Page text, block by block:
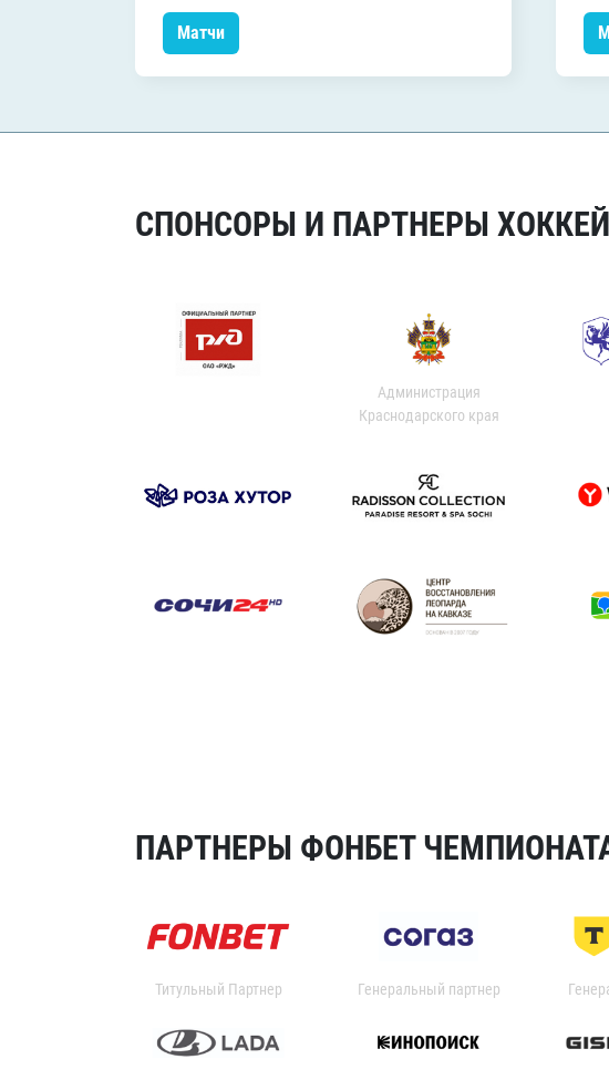
Матчи
СПОНСОРЫ И ПАРТНЕРЫ
Администрация
Краснодарского края
ПАРТНЕРЫ ФОНБЕТ
Титульный Партнер Генеральный партнер